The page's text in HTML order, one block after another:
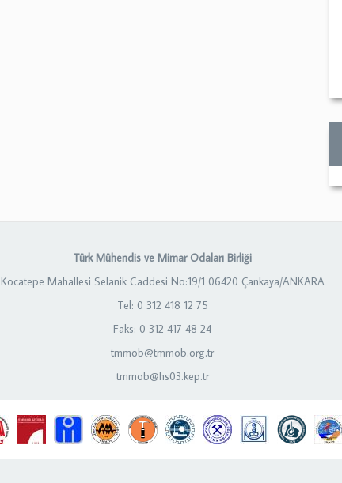
Türk Mühendis ve Mimar Odaları Birliği
Kocatepe Mahallesi Selanik Caddesi No:19/1 06420 Çankaya/ANKARA
Tel: 0 312 418 12 75
Faks: 0 312 417 48 24
tmmob@tmmob.org.tr
tmmob@hs03.kep.tr